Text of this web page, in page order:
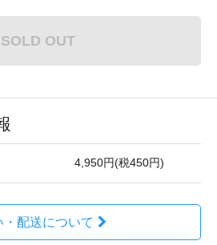
SOLD OUT
4,950円(税450円)
・配送について